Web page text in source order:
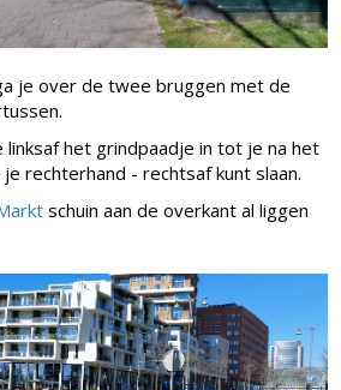
je over de twee bruggen met de
linksaf het grindpaadje in tot je na het
rechterhand - rechtsaf kunt slaan.
schuin aan de overkant al liggen